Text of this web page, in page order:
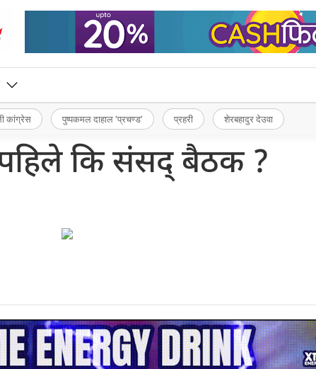
कांग्रेस पुष्पकमल दाहाल ‘प्रचण्ड’ प्रहरी शेरबहादुर देउवा
पहिले कि संसद् बैठक ?